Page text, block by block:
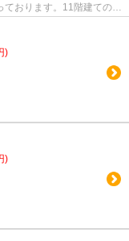
ております。11階建ての建
)
)